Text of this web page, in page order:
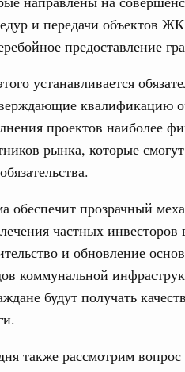
и передачи объектов
предоставление
устанавливается
квалификацию
проектов наиболее
рынка, которые
обеспечит прозрачный
частных инвесторов
и обновление
коммунальной
будут получать
также рассмотрим вопрос
(2026 год,
законов.
16 апреля, четверг
(2026 год,
(2026 год,
законов.